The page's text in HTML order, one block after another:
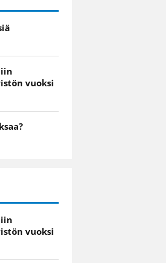
vuoksi
vuoksi